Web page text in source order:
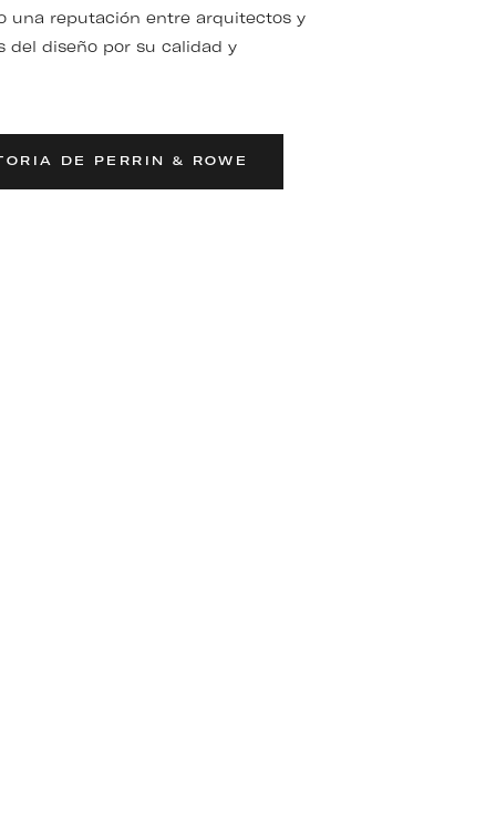
una reputación entre arquitectos y
del diseño por su calidad y
DE PERRIN & ROWE